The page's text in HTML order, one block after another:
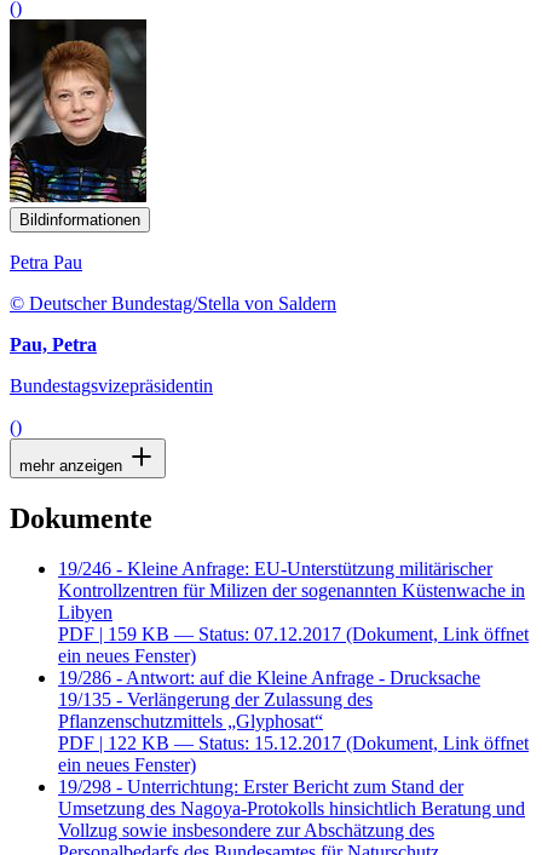
()
Bildinformationen
Petra Pau
© Deutscher Bundestag/Stella von Saldern
Pau, Petra
Bundestagsvizepräsidentin
()
mehr anzeigen
Dokumente
19/246 - Kleine Anfrage: EU-Unterstützung militärischer
Kontrollzentren für Milizen der sogenannten Küstenwache in
Libyen
PDF | 159 KB — Status: 07.12.2017 (Dokument, Link öffnet
ein neues Fenster)
19/286 - Antwort: auf die Kleine Anfrage - Drucksache
19/135 - Verlängerung der Zulassung des
Pflanzenschutzmittels „Glyphosat“
PDF | 122 KB — Status: 15.12.2017 (Dokument, Link öffnet
ein neues Fenster)
19/298 - Unterrichtung: Erster Bericht zum Stand der
Umsetzung des Nagoya-Protokolls hinsichtlich Beratung und
Vollzug sowie insbesondere zur Abschätzung des